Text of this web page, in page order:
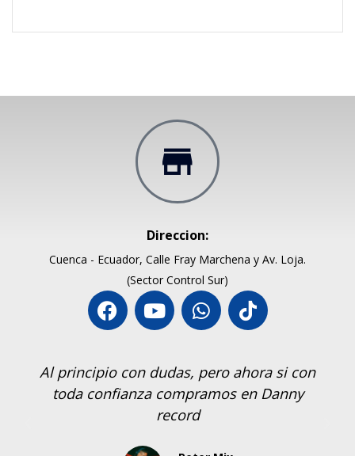
Direccion:
Cuenca - Ecuador, Calle Fray Marchena y Av. Loja.
(Sector Control Sur)
Al principio con dudas, pero ahora si con
toda confianza compramos en Danny
record